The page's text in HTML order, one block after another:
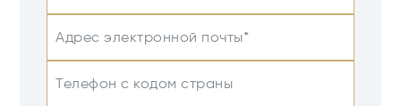
Адрес электронной почты*
Телефон с кодом страны